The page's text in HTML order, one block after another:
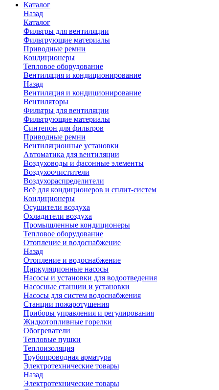
Каталог
Назад
Каталог
Фильтры для вентиляции
Фильтрующие материалы
Приводные ремни
Кондиционеры
Тепловое оборудование
Вентиляция и кондиционирование
Назад
Вентиляция и кондиционирование
Вентиляторы
Фильтры для вентиляции
Фильтрующие материалы
Синтепон для фильтров
Приводные ремни
Вентиляционные установки
Автоматика для вентиляции
Воздуховоды и фасонные элементы
Воздухоочистители
Воздухораспределители
Всё для кондиционеров и сплит-систем
Кондиционеры
Осушители воздуха
Охладители воздуха
Промышленные кондиционеры
Тепловое оборудование
Отопление и водоснабжение
Назад
Отопление и водоснабжение
Циркуляционные насосы
Насосы и установки для водоотведения
Насосные станции и установки
Насосы для систем водоснабжения
Станции пожаротушения
Приборы управления и регулирования
Жидкотопливные горелки
Обогреватели
Тепловые пушки
Теплоизоляция
Трубопроводная арматура
Электротехнические товары
Назад
Электротехнические товары